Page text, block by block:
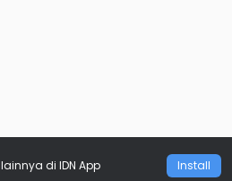
lainnya di IDN App Install